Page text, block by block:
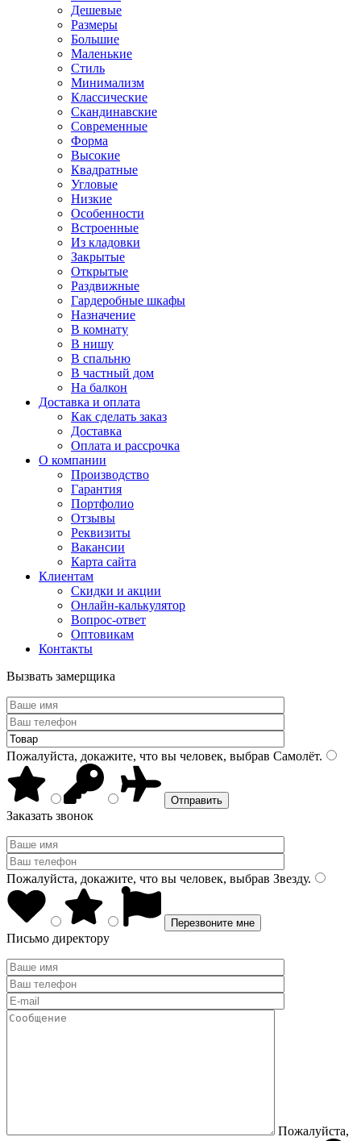
Дешевые
Размеры
Большие
Маленькие
Стиль
Минимализм
Классические
Скандинавские
Современные
Форма
Высокие
Квадратные
Угловые
Низкие
Особенности
Встроенные
Из кладовки
Закрытые
Открытые
Раздвижные
Гардеробные шкафы
Назначение
В комнату
В нишу
В спальню
В частный дом
На балкон
Доставка и оплата
Как сделать заказ
Доставка
Оплата и рассрочка
О компании
Производство
Гарантия
Портфолио
Отзывы
Реквизиты
Вакансии
Карта сайта
Клиентам
Скидки и акции
Онлайн-калькулятор
Вопрос-ответ
Оптовикам
Контакты
Вызвать замерщика
Пожалуйста, докажите, что вы человек, выбрав Самолёт.
Заказать звонок
Пожалуйста, докажите, что вы человек, выбрав Звезду.
Письмо директору
Пожалуйста,